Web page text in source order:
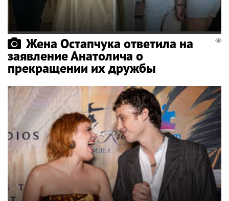
Жена Остапчука ответила на
заявление Анатолича о
прекращении их дружбы